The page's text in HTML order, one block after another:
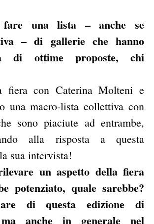
fare una lista – anche se
– di gallerie che hanno
di ottime proposte, chi
fiera con Caterina Molteni e
una macro-lista collettiva con
sono piaciute ad entrambe,
alla risposta a questa
sua intervista!
un aspetto della fiera
potenziato, quale sarebbe?
di questa edizione di
anche in generale nel